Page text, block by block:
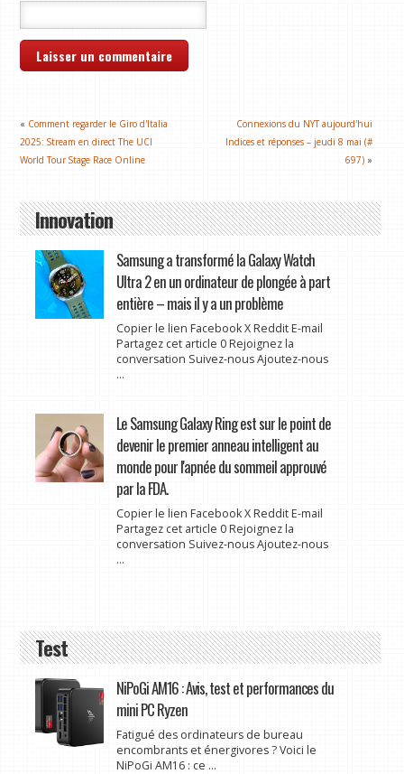
« Comment regarder le Giro d'Italia
2025: Stream en direct The UCI
World Tour Stage Race Online
Connexions du NYT aujourd'hui
Indices et réponses – jeudi 8 mai (#
697) »
Innovation
Samsung a transformé la Galaxy Watch
Ultra 2 en un ordinateur de plongée à part
entière – mais il y a un problème
Copier le lien Facebook X Reddit E-mail
Partagez cet article 0 Rejoignez la
conversation Suivez-nous Ajoutez-nous
...
Le Samsung Galaxy Ring est sur le point de
devenir le premier anneau intelligent au
monde pour l'apnée du sommeil approuvé
par la FDA.
Copier le lien Facebook X Reddit E-mail
Partagez cet article 0 Rejoignez la
conversation Suivez-nous Ajoutez-nous
...
Test
NiPoGi AM16 : Avis, test et performances du
mini PC Ryzen
Fatigué des ordinateurs de bureau
encombrants et énergivores ? Voici le
NiPoGi AM16 : ce ...